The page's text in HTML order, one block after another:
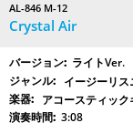
AL-846 M-12
Crystal Air
ライトVer.
イージーリス
アコースティック
3:08